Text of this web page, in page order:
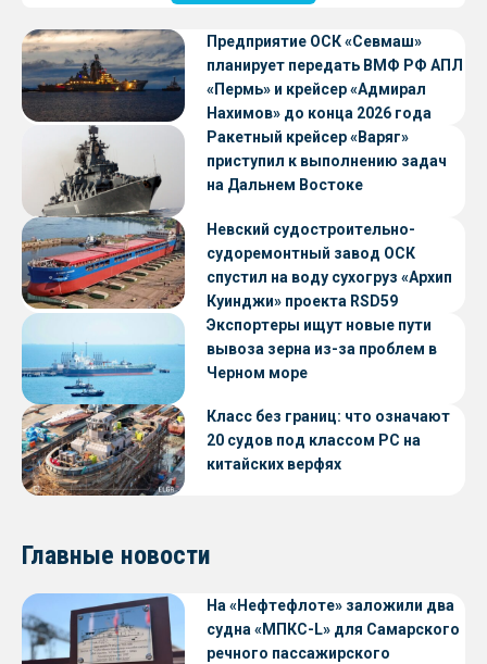
Предприятие ОСК «Севмаш»
планирует передать ВМФ РФ АПЛ
«Пермь» и крейсер «Адмирал
Нахимов» до конца 2026 года
Ракетный крейсер «Варяг»
приступил к выполнению задач
на Дальнем Востоке
Невский судостроительно-
судоремонтный завод ОСК
спустил на воду сухогруз «Архип
Куинджи» проекта RSD59
Экспортеры ищут новые пути
вывоза зерна из-за проблем в
Черном море
Класс без границ: что означают
20 судов под классом РС на
китайских верфях
Главные новости
На «Нефтефлоте» заложили два
судна «МПКС-L» для Самарского
речного пассажирского